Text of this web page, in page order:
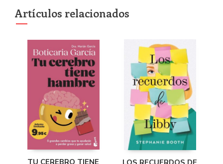
Artículos relacionados